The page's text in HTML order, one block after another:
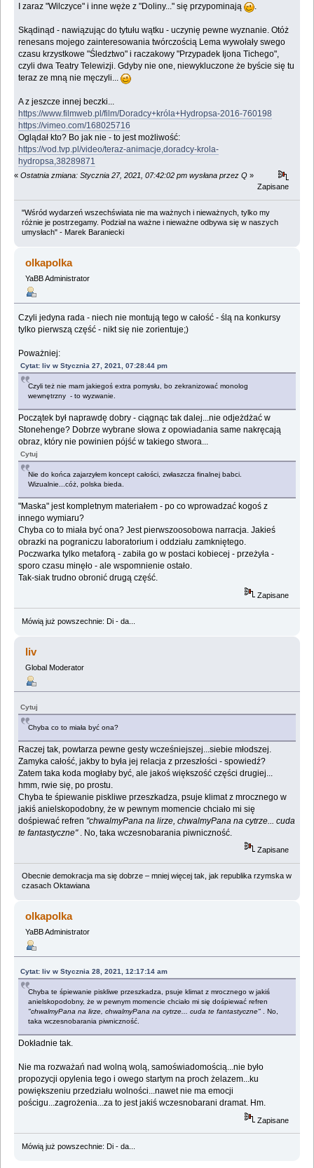
I zaraz "Wilczyce" i inne węże z "Doliny..." się przypominają .
Skądinąd - nawiązując do tytułu wątku - uczynię pewne wyznanie. Otóż
renesans mojego zainteresowania twórczością Lema wywołały swego
czasu krzystkowe "Śledztwo" i raczakowy "Przypadek Ijona Tichego",
czyli dwa Teatry Telewizji. Gdyby nie one, niewykluczone że byście się tu
teraz ze mną nie męczyli...
A z jeszcze innej beczki...
https://www.filmweb.pl/film/Doradcy+króla+Hydropsa-2016-760198
https://vimeo.com/168025716
Oglądał kto? Bo jak nie - to jest możliwość:
https://vod.tvp.pl/video/teraz-animacje,doradcy-krola-
hydropsa,38289871
« Ostatnia zmiana: Stycznia 27, 2021, 07:42:02 pm wysłana przez Q »
Zapisane
"Wśród wydarzeń wszechświata nie ma ważnych i nieważnych, tylko my
różnie je postrzegamy. Podział na ważne i nieważne odbywa się w naszych
umysłach" - Marek Baraniecki
olkapolka
YaBB Administrator
Czyli jedyna rada - niech nie montują tego w całość - ślą na konkursy
tylko pierwszą część - nikt się nie zorientuje;)
Poważniej:
Cytat: liv w Stycznia 27, 2021, 07:28:44 pm
Czyli też nie mam jakiegoś extra pomysłu, bo zekranizować monolog
wewnętrzny - to wyzwanie.
Początek był naprawdę dobry - ciągnąc tak dalej...nie odjeżdżać w
Stonehenge? Dobrze wybrane słowa z opowiadania same nakręcają
obraz, który nie powinien pójść w takiego stwora...
Cytuj
Nie do końca zajarzyłem koncept całości, zwłaszcza finalnej babci.
Wizualnie...cóż, polska bieda.
"Maska" jest kompletnym materiałem - po co wprowadzać kogoś z
innego wymiaru?
Chyba co to miała być ona? Jest pierwszoosobowa narracja. Jakieś
obrazki na pograniczu laboratorium i oddziału zamkniętego.
Poczwarka tylko metaforą - zabiła go w postaci kobiecej - przeżyła -
sporo czasu minęło - ale wspomnienie ostało.
Tak-siak trudno obronić drugą część.
Zapisane
Mówią już powszechnie: Di - da...
liv
Global Moderator
Cytuj
Chyba co to miała być ona?
Raczej tak, powtarza pewne gesty wcześniejszej...siebie młodszej.
Zamyka całość, jakby to była jej relacja z przeszłości - spowiedź?
Zatem taka koda mogłaby być, ale jakoś większość części drugiej...
hmm, rwie się, po prostu.
Chyba te śpiewanie piskliwe przeszkadza, psuje klimat z mrocznego w
jakiś anielskopodobny, że w pewnym momencie chciało mi się
dośpiewać refren "chwalmyPana na lirze, chwalmyPana na cytrze... cuda
te fantastyczne". No, taka wczesnobarania piwniczność.
Zapisane
Obecnie demokracja ma się dobrze – mniej więcej tak, jak republika rzymska w
czasach Oktawiana
olkapolka
YaBB Administrator
Cytat: liv w Stycznia 28, 2021, 12:17:14 am
Chyba te śpiewanie piskliwe przeszkadza, psuje klimat z mrocznego w jakiś
anielskopodobny, że w pewnym momencie chciało mi się dośpiewać refren
"chwalmyPana na lirze, chwalmyPana na cytrze... cuda te fantastyczne" . No,
taka wczesnobarania piwniczność.
Dokładnie tak.
Nie ma rozważań nad wolną wolą, samoświadomością...nie było
propozycji opylenia tego i owego startym na proch żelazem...ku
powiększeniu przedziału wolności...nawet nie ma emocji
pościgu...zagrożenia...za to jest jakiś wczesnobarani dramat. Hm.
Zapisane
Mówią już powszechnie: Di - da...